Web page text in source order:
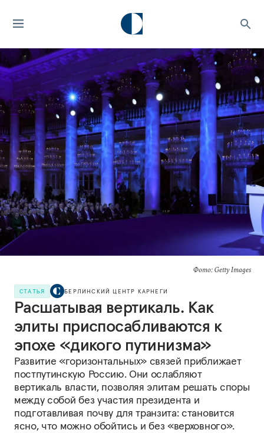
Фото: Getty Images
СТАТЬЯ БЕРЛИНСКИЙ ЦЕНТР КАРНЕГИ
Расшатывая вертикаль. Как
элиты приспосабливаются к
эпохе «дикого путинизма»
Развитие «горизонтальных» связей приближает
постпутинскую Россию. Они ослабляют
вертикаль власти, позволяя элитам решать споры
между собой без участия президента и
подготавливая почву для транзита: становится
ясно, что можно обойтись и без «верховного».